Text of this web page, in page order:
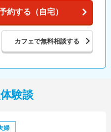
約する（自宅）
カフェで無料相談する
験談
婦